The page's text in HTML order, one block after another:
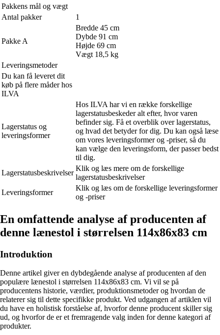
Pakkens mål og vægt
Antal pakker
1
Pakke A
Bredde 45 cm
Dybde 91 cm
Højde 69 cm
Vægt 18,5 kg
Leveringsmetoder
Du kan få leveret dit
køb på flere måder hos
ILVA
Lagerstatus og
leveringsformer
Hos ILVA har vi en række forskellige
lagerstatusbeskeder alt efter, hvor varen
befinder sig. Få et overblik over lagerstatus,
og hvad det betyder for dig. Du kan også læse
om vores leveringsformer og -priser, så du
kan vælge den leveringsform, der passer bedst
til dig.
Lagerstatusbeskrivelser
Klik og læs mere om de forskellige
lagerstatusbeskrivelser
Leveringsformer
Klik og læs om de forskellige leveringsformer
og -priser
En omfattende analyse af producenten af
denne lænestol i størrelsen 114x86x83 cm
Introduktion
Denne artikel giver en dybdegående analyse af producenten af den
populære lænestol i størrelsen 114x86x83 cm. Vi vil se på
producentens historie, værdier, produktionsmetoder og hvordan de
relaterer sig til dette specifikke produkt. Ved udgangen af artiklen vil
du have en holistisk forståelse af, hvorfor denne producent skiller sig
ud, og hvorfor de er et fremragende valg inden for denne kategori af
produkter.